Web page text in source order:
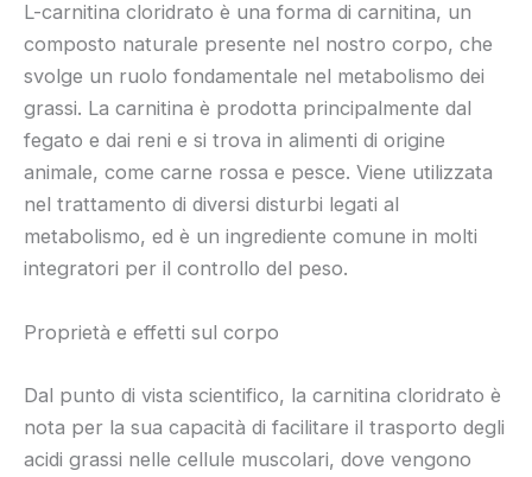
L-carnitina cloridrato è una forma di carnitina, un
composto naturale presente nel nostro corpo, che
svolge un ruolo fondamentale nel metabolismo dei
grassi. La carnitina è prodotta principalmente dal
fegato e dai reni e si trova in alimenti di origine
animale, come carne rossa e pesce. Viene utilizzata
nel trattamento di diversi disturbi legati al
metabolismo, ed è un ingrediente comune in molti
integratori per il controllo del peso.
Proprietà e effetti sul corpo
Dal punto di vista scientifico, la carnitina cloridrato è
nota per la sua capacità di facilitare il trasporto degli
acidi grassi nelle cellule muscolari, dove vengono